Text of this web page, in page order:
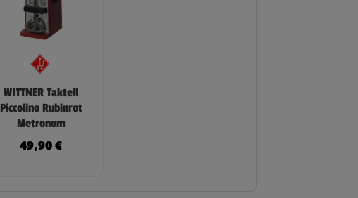
WITTNER Taktell
Piccolino Rubinrot
Metronom
49,90€